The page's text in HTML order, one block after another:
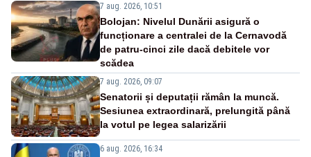
7 aug. 2026, 10:51
Bolojan: Nivelul Dunării asigură o
funcționare a centralei de la Cernavodă
de patru-cinci zile dacă debitele vor
scădea
7 aug. 2026, 09:07
Senatorii și deputații rămân la muncă.
Sesiunea extraordinară, prelungită până
la votul pe legea salarizării
6 aug. 2026, 16:34